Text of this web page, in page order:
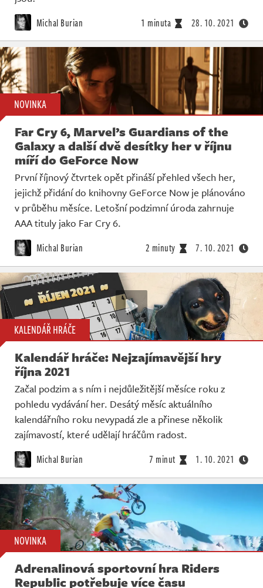
Michal Burian 1 minuta 28. 10. 2021
NOVINKA
Far Cry 6, Marvel’s Guardians of the
Galaxy a další dvě desítky her v říjnu
míří do GeForce Now
První říjnový čtvrtek opět přináší přehled všech her,
jejichž přidání do knihovny GeForce Now je plánováno
v průběhu měsíce. Letošní podzimní úroda zahrnuje
AAA tituly jako Far Cry 6.
Michal Burian 2 minuty 7. 10. 2021
KALENDÁŘ HRÁČE
Kalendář hráče: Nejzajímavější hry
října 2021
Začal podzim a s ním i nejdůležitější měsíce roku z
pohledu vydávání her. Desátý měsíc aktuálního
kalendářního roku nevypadá zle a přinese několik
zajímavostí, které udělají hráčům radost.
Michal Burian 7 minut 1. 10. 2021
NOVINKA
Adrenalinová sportovní hra Riders
Republic potřebuje více času